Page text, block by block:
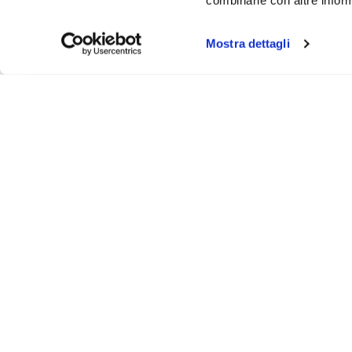
Mostra dettagli